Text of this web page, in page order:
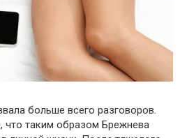
больше всего разговоров.
что таким образом Брежнева